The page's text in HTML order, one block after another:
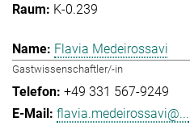
K-0.239
Flavia Medeirossavi
Gastwissenschaftler/-in
+49 331 567-9249
flavia.medeirossavi@...